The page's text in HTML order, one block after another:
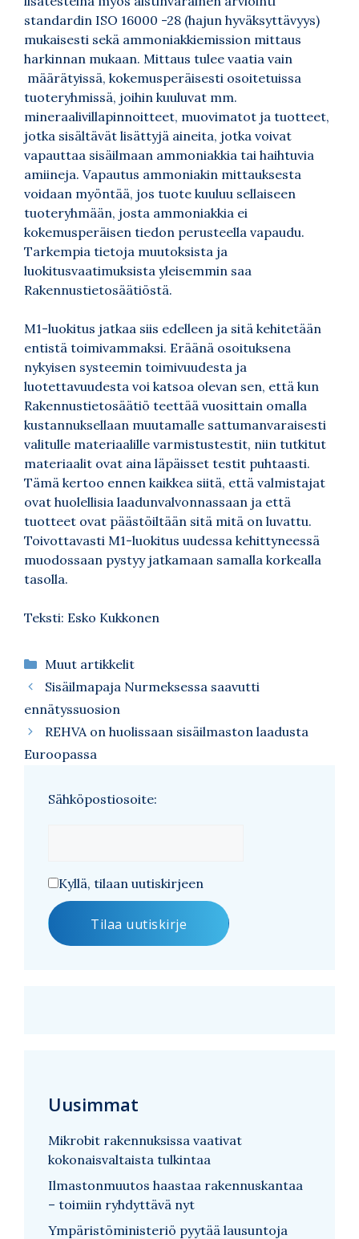
standardin ISO 16000 -28 (hajun hyväksyttävyys)
mukaisesti sekä ammoniakkiemission mittaus
harkinnan mukaan. Mittaus tulee vaatia vain
määrätyissä, kokemusperäisesti osoitetuissa
tuoteryhmissä, joihin kuuluvat mm.
mineraalivillapinnoitteet, muovimatot ja tuotteet,
jotka sisältävät lisättyjä aineita, jotka voivat
vapauttaa sisäilmaan ammoniakkia tai haihtuvia
amiineja. Vapautus ammoniakin mittauksesta
voidaan myöntää, jos tuote kuuluu sellaiseen
tuoteryhmään, josta ammoniakkia ei
kokemusperäisen tiedon perusteella vapaudu.
Tarkempia tietoja muutoksista ja
luokitusvaatimuksista yleisemmin saa
Rakennustietosäätiöstä.
M1-luokitus jatkaa siis edelleen ja sitä kehitetään
entistä toimivammaksi. Eräänä osoituksena
nykyisen systeemin toimivuudesta ja
luotettavuudesta voi katsoa olevan sen, että kun
Rakennustietosäätiö teettää vuosittain omalla
kustannuksellaan muutamalle sattumanvaraisesti
valitulle materiaalille varmistustestit, niin tutkitut
materiaalit ovat aina läpäisset testit puhtaasti.
Tämä kertoo ennen kaikkea siitä, että valmistajat
ovat huolellisia laadunvalvonnassaan ja että
tuotteet ovat päästöiltään sitä mitä on luvattu.
Toivottavasti M1-luokitus uudessa kehittyneessä
muodossaan pystyy jatkamaan samalla korkealla
tasolla.
Teksti: Esko Kukkonen
Kategoriat
Muut artikkelit
Sisäilmapaja Nurmeksessa saavutti
ennätyssuosion
REHVA on huolissaan sisäilmaston laadusta
Euroopassa
Sähköpostiosoite:
Kyllä, tilaan uutiskirjeen
Uusimmat
Mikrobit rakennuksissa vaativat
kokonaisvaltaista tulkintaa
Ilmastonmuutos haastaa rakennuskantaa
– toimiin ryhdyttävä nyt
Ympäristöministeriö pyytää lausuntoja